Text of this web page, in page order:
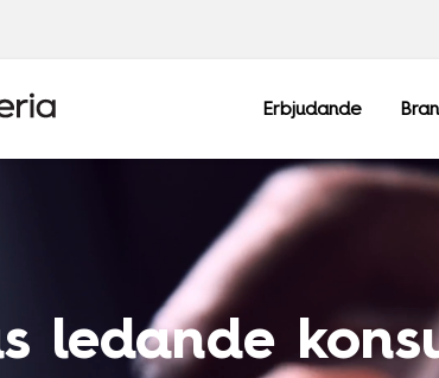
Erbjudande
Danmark
Frankrike
Italien
Luxemburg
ledande